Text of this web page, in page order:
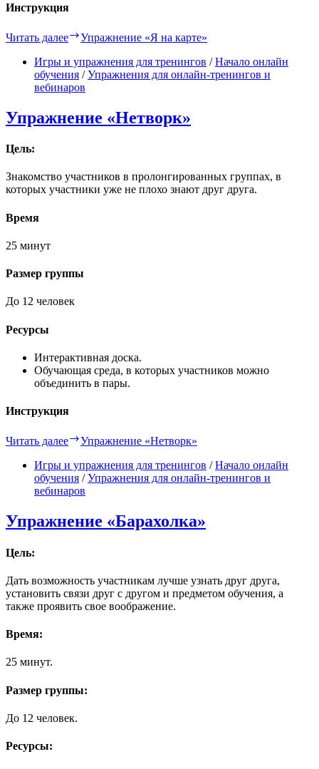
Инструкция
Читать далее
Упражнение «Я на карте»
Игры и упражнения для тренингов /Начало онлайн
обучения /Упражнения для онлайн-тренингов и
вебинаров
Упражнение «Нетворк»
Цель:
Знакомство участников в пролонгированных группах, в
которых участники уже не плохо знают друг друга.
Время
25 минут
Размер группы
До 12 человек
Ресурсы
Интерактивная доска.
Обучающая среда, в которых участников можно
объединить в пары.
Инструкция
Читать далее
Упражнение «Нетворк»
Игры и упражнения для тренингов /Начало онлайн
обучения /Упражнения для онлайн-тренингов и
вебинаров
Упражнение «Барахолка»
Цель:
Дать возможность участникам лучше узнать друг друга,
установить связи друг с другом и предметом обучения, а
также проявить свое воображение.
Время:
25 минут.
Размер группы:
До 12 человек.
Ресурсы: